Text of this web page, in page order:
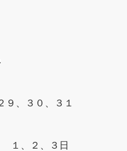
、３０、３１
、２、３日